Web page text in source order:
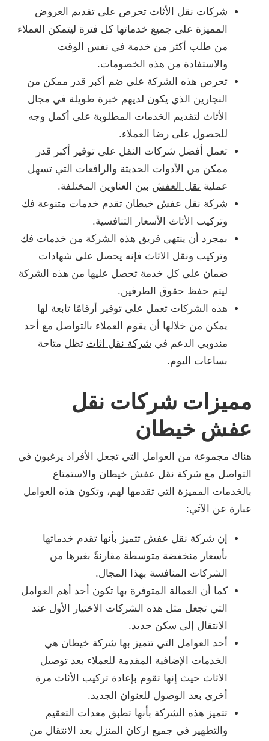
شركات نقل الأثاث تحرص على تقديم العروض
المميزة على جميع خدماتها كل فترة ليتمكن العملاء
من طلب أكثر من خدمة في نفس الوقت
والاستفادة من هذه الخصومات.
تحرص هذه الشركة على ضم أكبر قدر ممكن من
النجارين الذي يكون لديهم خبرة طويلة في مجال
الأثاث لتقديم الخدمات المطلوبة على أكمل وجه
للحصول على رضا العملاء.
تعمل أفضل شركات النقل على توفير أكبر قدر
ممكن من الأدوات الحديثة والرافعات التي تسهل
عملية نقل العفش بين العناوين المختلفة.
شركة نقل عفش خيطان تقدم خدمات متنوعة فك
وتركيب الأثاث الأسعار التنافسية.
بمجرد أن ينتهي فريق هذه الشركة من خدمات فك
وتركيب ونقل الاثاث فإنه يحصل على شهادات
ضمان على كل خدمة تحصل عليها من هذه الشركة
ليتم حفظ حقوق الطرفين.
هذه الشركات تعمل على توفير أرقامًا تابعة لها
يمكن من خلالها أن يقوم العملاء بالتواصل مع أحد
مندوبي الدعم في شركة نقل اثاث تظل متاحة
بساعات اليوم.
مميزات شركات نقل
عفش خيطان
هناك مجموعة من العوامل التي تجعل الأفراد يرغبون في
التواصل مع شركة نقل عفش خيطان والاستمتاع
بالخدمات المميزة التي تقدمها لهم، وتكون هذه العوامل
عبارة عن الآتي:
إن شركة نقل عفش تتميز بأنها تقدم خدماتها
بأسعار منخفضة متوسطة مقارنةً بغيرها من
الشركات المنافسة بهذا المجال.
كما أن العمالة المتوفرة بها تكون أحد أهم العوامل
التي تجعل مثل هذه الشركات الاختيار الأول عند
الانتقال إلى سكن جديد.
أحد العوامل التي تتميز بها شركة خيطان هي
الخدمات الإضافية المقدمة للعملاء بعد توصيل
الاثاث حيث إنها تقوم بإعادة تركيب الأثاث مرة
أخرى بعد الوصول للعنوان الجديد.
تتميز هذه الشركة بأنها تطبق معدات التعقيم
والتطهير في جميع اركان المنزل بعد الانتقال من